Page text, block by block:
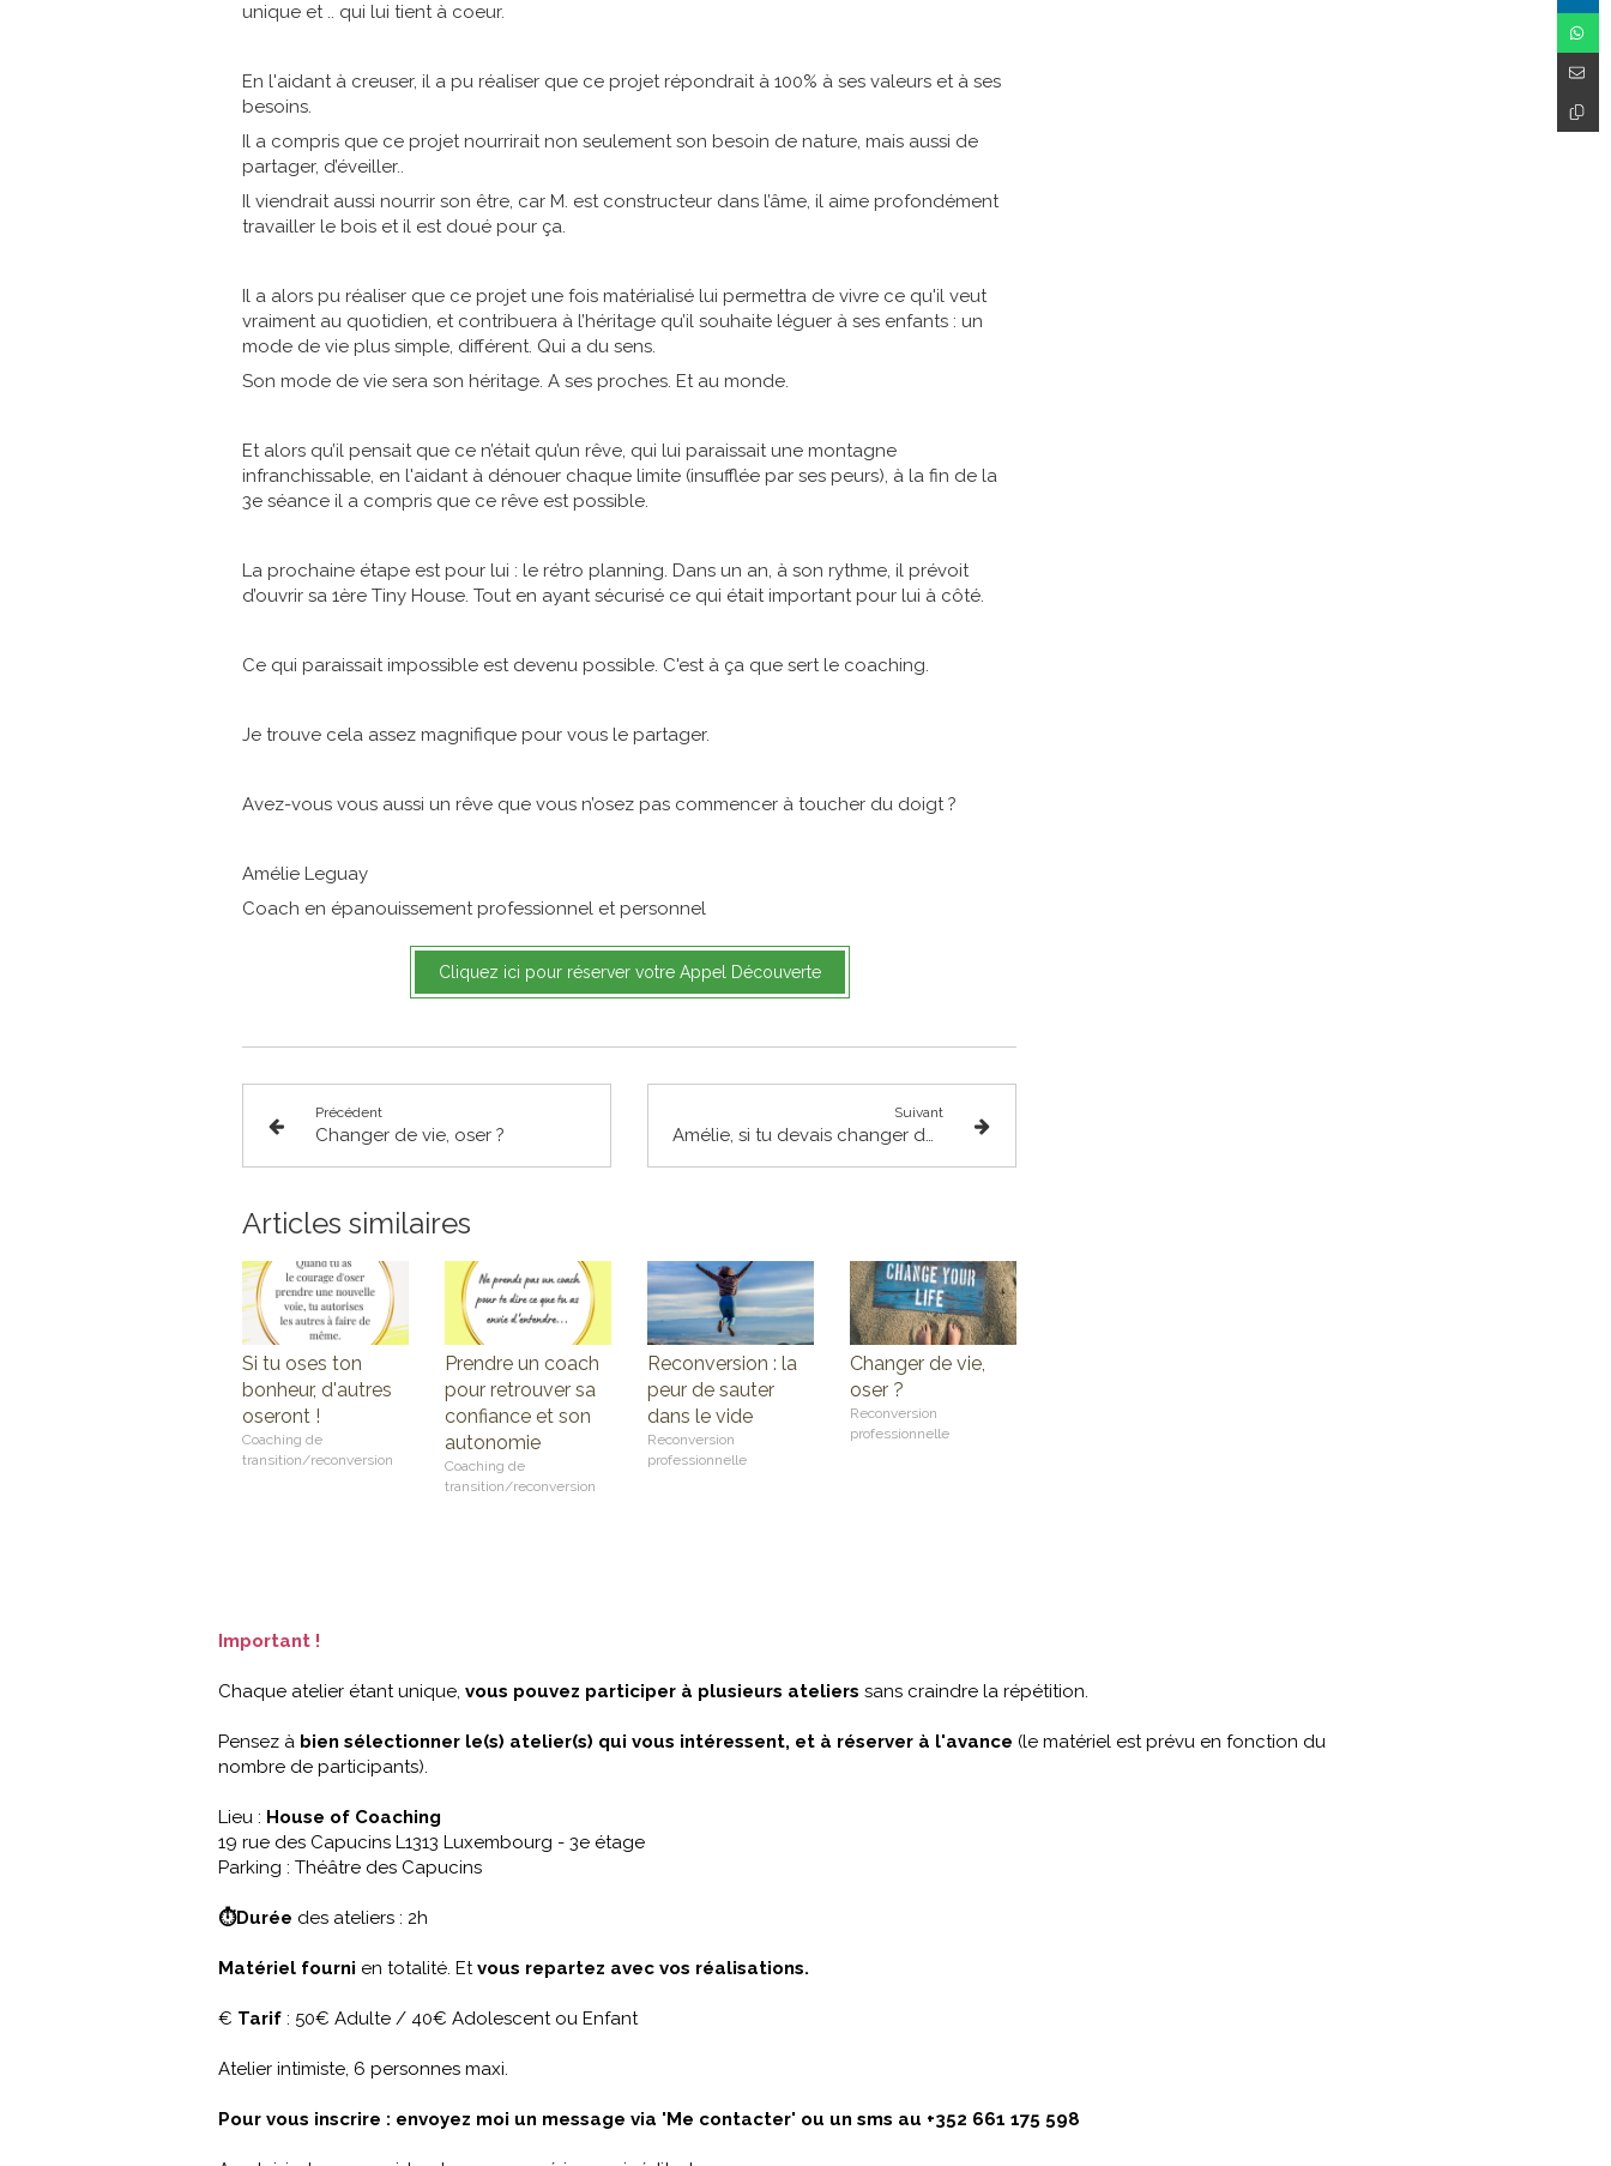
unique et .. qui lui tient à coeur.
En l'aidant à creuser, il a pu réaliser que ce projet répondrait à 100% à ses valeurs et à ses
besoins.
Il a compris que ce projet nourrirait non seulement son besoin de nature, mais aussi de
partager, d’éveiller..
Il viendrait aussi nourrir son être, car M. est constructeur dans l’âme, il aime profondément
travailler le bois et il est doué pour ça.
Il a alors pu réaliser que ce projet une fois matérialisé lui permettra de vivre ce qu'il veut
vraiment au quotidien, et contribuera à l’héritage qu’il souhaite léguer à ses enfants : un
mode de vie plus simple, différent. Qui a du sens.
Son mode de vie sera son héritage. A ses proches. Et au monde.
Et alors qu’il pensait que ce n’était qu’un rêve, qui lui paraissait une montagne
infranchissable, en l'aidant à dénouer chaque limite (insufflée par ses peurs), à la fin de la
3e séance il a compris que ce rêve est possible.
La prochaine étape est pour lui : le rétro planning. Dans un an, à son rythme, il prévoit
d’ouvrir sa 1ère Tiny House. Tout en ayant sécurisé ce qui était important pour lui à côté.
Ce qui paraissait impossible est devenu possible. C'est à ça que sert le coaching.
Je trouve cela assez magnifique pour vous le partager.
Avez-vous vous aussi un rêve que vous n’osez pas commencer à toucher du doigt ?
Amélie Leguay
Coach en épanouissement professionnel et personnel
Cliquez ici pour réserver votre Appel Découverte
Précédent
Changer de vie, oser ?
Suivant
Amélie, si tu devais changer de job, que ferais-tu ?
Articles similaires
Si tu oses ton
bonheur, d'autres
oseront !
Coaching de
transition/reconversion
Prendre un coach
pour retrouver sa
confiance et son
autonomie
Coaching de
transition/reconversion
Reconversion : la
peur de sauter
dans le vide
Reconversion
professionnelle
Changer de vie,
oser ?
Reconversion
professionnelle
Important !
Chaque atelier étant unique, vous pouvez participer à plusieurs ateliers sans craindre la répétition.
Pensez à bien sélectionner le(s) atelier(s) qui vous intéressent, et à réserver à l'avance (le matériel est prévu en fonction du
nombre de participants).
Lieu : House of Coaching
19 rue des Capucins L1313 Luxembourg - 3e étage
Parking : Théâtre des Capucins
⏱Durée des ateliers : 2h
Matériel fourni en totalité. Etvous repartez avec vos réalisations.
€ Tarif : 50€ Adulte / 40€ Adolescent ou Enfant
Atelier intimiste, 6 personnes maxi.
Pour vous inscrire : envoyez moi un message via 'Me contacter' ou un sms au +352 661 175 598